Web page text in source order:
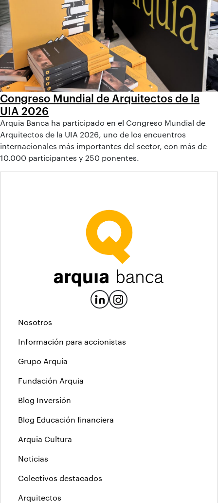
Congreso Mundial de Arquitectos de la
UIA 2026
Arquia Banca ha participado en el Congreso Mundial de
Arquitectos de la UIA 2026, uno de los encuentros
internacionales más importantes del sector, con más de
10.000 participantes y 250 ponentes.
Nosotros
Información para accionistas
Grupo Arquia
Fundación Arquia
Blog Inversión
Blog Educación financiera
Arquia Cultura
Noticias
Colectivos destacados
Arquitectos